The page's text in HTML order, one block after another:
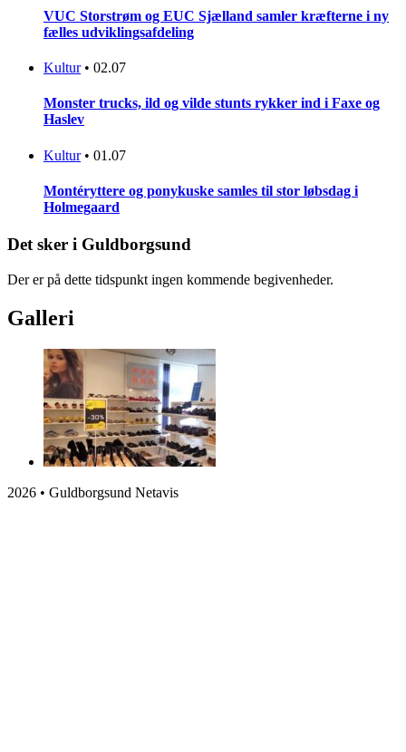
VUC Storstrøm og EUC Sjælland samler kræfterne i ny
fælles udviklingsafdeling
Kultur • 02.07
Monster trucks, ild og vilde stunts rykker ind i Faxe og
Haslev
Kultur • 01.07
Montéryttere og ponykuske samles til stor løbsdag i
Holmegaard
Det sker i Guldborgsund
Der er på dette tidspunkt ingen kommende begivenheder.
Galleri
2026 • Guldborgsund Netavis